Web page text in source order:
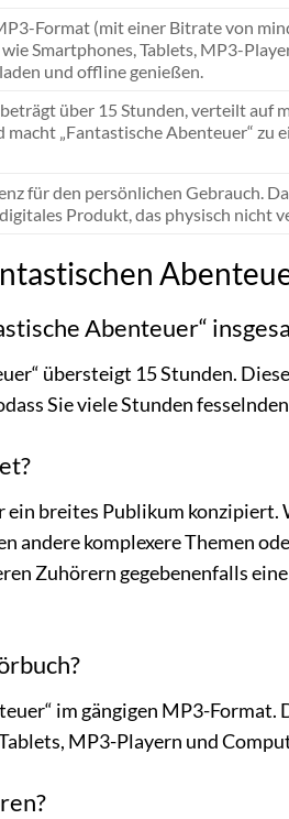
Format (mit einer Bitrate von
Smartphones, Tablets, MP3-
und offline genießen.
über 15 Stunden, verteilt auf
„Fantastische Abenteuer“ zu
für den persönlichen Gebrauch.
Produkt, das physisch nicht
Abenteuer“
übersteigt 15 Stunden.
Sie viele Stunden
breites Publikum
andere komplexere Themen
Zuhörern gegebenenfalls
im gängigen MP3-
MP3-Playern und